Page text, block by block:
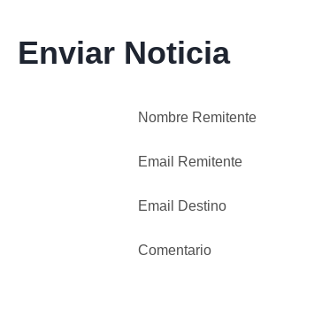
Enviar Noticia
Nombre Remitente
Email Remitente
Email Destino
Comentario